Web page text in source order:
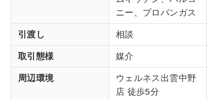
ニー、プロパンガス
引渡し 相談
取引態様 媒介
周辺環境
ウェルネス出雲中野
店 徒歩5分